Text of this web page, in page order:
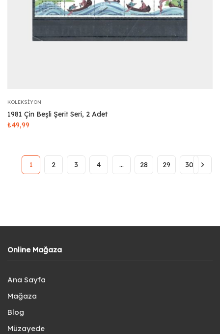
KOLEKSIYON
1981 Çin Beşli Şerit Seri, 2 Adet
₺49,99
1 2 3 4 … 28 29 30
Online Mağaza
Ana Sayfa
Mağaza
Blog
Müzayede